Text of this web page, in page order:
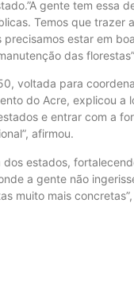
gente tem essa
Temos que trazer
estar em
das
voltada para
do Acre, explicou a
e entrar com a
afirmou.
estados,
a gente não
muito mais